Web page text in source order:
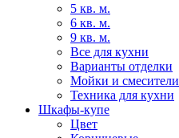
5 кв. м.
6 кв. м.
9 кв. м.
Все для кухни
Варианты отделки
Мойки и смесители
Техника для кухни
Шкафы-купе
Цвет